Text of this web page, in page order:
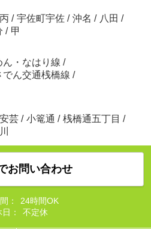
丙 / 宇佐町宇佐 / 沖名 / 八田 /
/ 甲
・なはり線 /
でん交通桟橋線 /
安芸 / 小篭通 / 桟橋通五丁目 /
お問い合わせ
：
24時間OK
：
不定休